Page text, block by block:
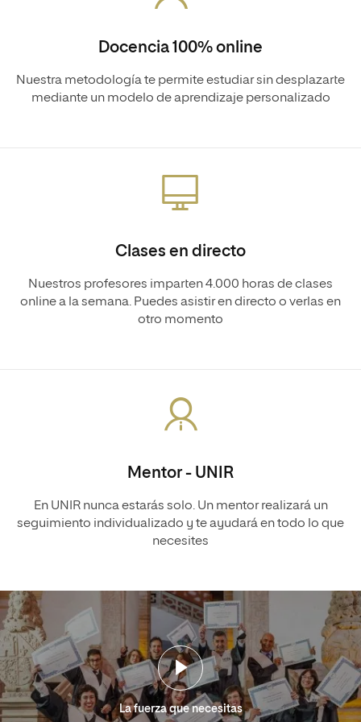
Docencia 100% online
Nuestra metodología te permite estudiar sin desplazarte
mediante un modelo de aprendizaje personalizado
Clases en directo
Nuestros profesores imparten 4.000 horas de clases
online a la semana. Puedes asistir en directo o verlas en
otro momento
Mentor - UNIR
En UNIR nunca estarás solo. Un mentor realizará un
seguimiento individualizado y te ayudará en todo lo que
necesites
La fuerza que necesitas